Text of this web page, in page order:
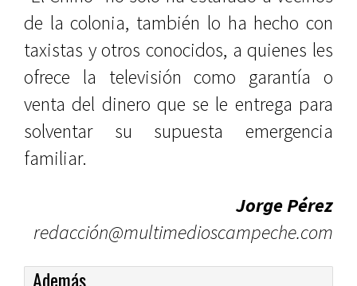
de la colonia, también lo ha hecho con
taxistas y otros conocidos, a quienes les
ofrece la televisión como garantía o
venta del dinero que se le entrega para
solventar su supuesta emergencia
familiar.
Jorge Pérez
redacción@multimedioscampeche.com
Además...